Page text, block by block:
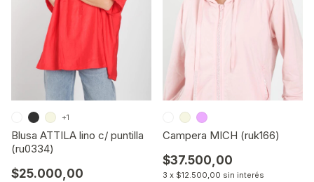
Blusa ATTILA lino c/ puntilla
(ru0334)
$25.000,00
+1
Campera MICH (ruk166)
$37.500,00
3 x $12.500,00 sin interés